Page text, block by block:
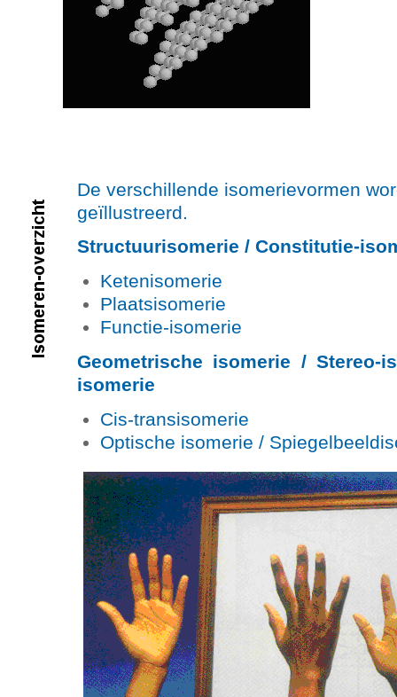
De verschillende isomerievormen
geïllustreerd.
Structuurisomerie / Constitutie-
Ketenisomerie
Plaatsisomerie
Functie-isomerie
Geometrische isomerie / Stereo-
isomerie
Cis-transisomerie
Optische isomerie /